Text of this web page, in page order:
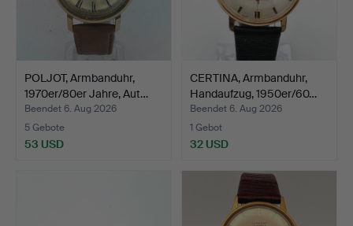
POLJOT, Armbanduhr,
1970er/80er Jahre, Aut…
Beendet 6. Aug 2026
5 Gebote
53 USD
CERTINA, Armbanduhr,
Handaufzug, 1950er/60…
Beendet 6. Aug 2026
1 Gebot
32 USD